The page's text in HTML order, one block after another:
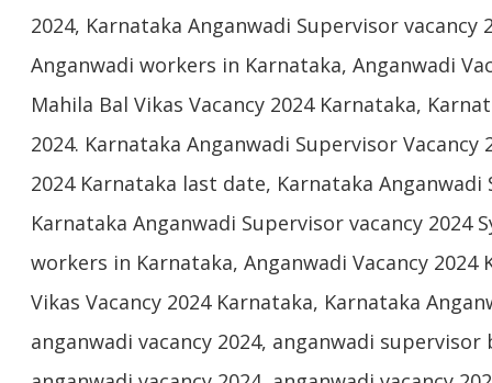
2024, Karnataka Anganwadi Supervisor vacancy
Anganwadi workers in Karnataka, Anganwadi
Mahila Bal Vikas Vacancy 2024 Karnataka,
2024. Karnataka Anganwadi Supervisor Vacancy
2024 Karnataka last date, Karnataka Anganwadi
Karnataka Anganwadi Supervisor vacancy 2024
workers in Karnataka, Anganwadi Vacancy 2024
Vikas Vacancy 2024 Karnataka, Karnataka
anganwadi vacancy 2024, anganwadi